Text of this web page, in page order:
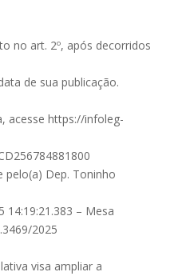
no art. 2º, após decorridos
de sua publicação.
acesse https://infoleg-
pelo(a) Dep. Toninho
14:19:21.383 – Mesa
2025
visa ampliar a